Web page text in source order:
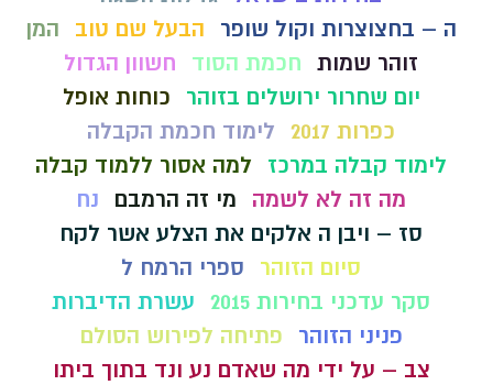
ה – בחצוצרות וקול שופר
הבעל שם טוב
המן
זוהר שמות חכמת הסוד
חשוון הגדול
יום שחרור ירושלים בזוהר
כוחות אופל
כפרות 2017
לימוד חכמת הקבלה
לימוד קבלה במרכז למה אסור ללמוד קבלה
מה זה לא לשמה
מי זה הרמבם
נח
סז – ויבן ה אלקים את הצלע אשר לקח
סיום הזוהר
ספרי הרמח ל
סקר עדכני בחירות 2015
עשרת הדיברות
פניני הזוהר
פתיחה לפירוש הסולם
צב – על ידי מה שאדם נע ונד בתוך ביתו